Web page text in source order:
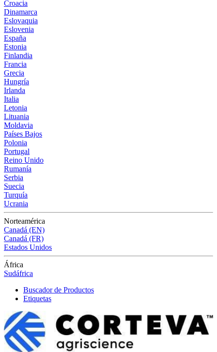
Croacia
Dinamarca
Eslovaquia
Eslovenia
España
Estonia
Finlandia
Francia
Grecia
Hungría
Irlanda
Italia
Letonia
Lituania
Moldavia
Países Bajos
Polonia
Portugal
Reino Unido
Rumanía
Serbia
Suecia
Turquía
Ucrania
Norteamérica
Canadá (EN)
Canadá (FR)
Estados Unidos
África
Sudáfrica
Buscador de Productos
Etiquetas